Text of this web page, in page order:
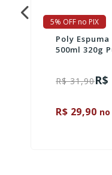
5% OFF no PIX
Poly
500ml 320g
R$ 31,90
R$ 29,90 no